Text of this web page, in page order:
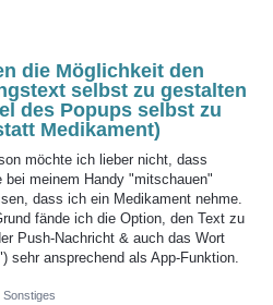
die Möglichkeit den
selbst zu gestalten
des Popups selbst zu
Medikament)
möchte ich lieber nicht, dass
bei meinem Handy "mitschauen"
dass ich ein Medikament nehme.
fände ich die Option, den Text zu
Push-Nachricht & auch das Wort
sehr ansprechend als App-Funktion.
Sonstiges